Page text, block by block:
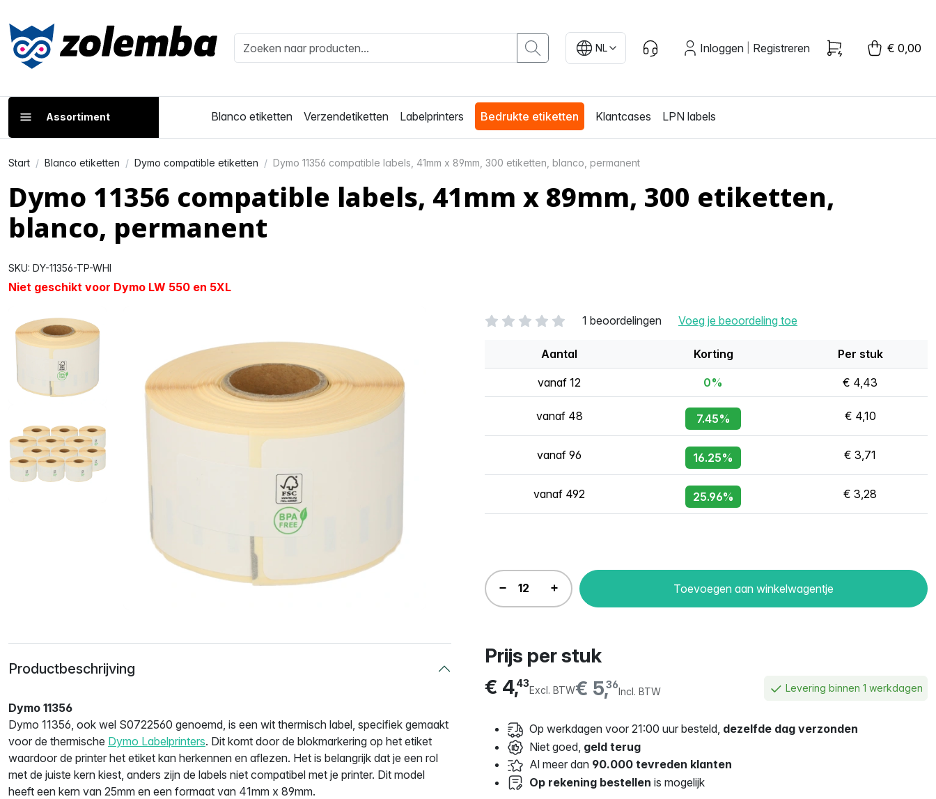
NL Inloggen Registreren € 0,00
Assortiment Blanco etiketten Verzendetiketten Labelprinters Bedrukte etiketten Klantcases LPN labels
Start Blanco etiketten Dymo compatible etiketten Dymo 11356 compatible labels, 41mm x 89mm, 300 etiketten, blanco, permanent
Dymo 11356 compatible labels, 41mm x 89mm, 300 etiketten,
blanco, permanent
SKU: DY-11356-TP-WHI
Niet geschikt voor Dymo LW 550 en 5XL
1 beoordelingen Voeg je beoordeling toe
Aantal Korting Per stuk
vanaf 12 0% € 4,43
vanaf 48 7.45% € 4,10
vanaf 96 16.25% € 3,71
vanaf 492 25.96% € 3,28
Toevoegen aan winkelwagentje
Prijs per stuk
€ 5,36
Incl. BTW
€ 4,43
Excl. BTW Levering binnen 1 werkdagen
Op werkdagen voor 21:00 uur besteld, dezelfde dag verzonden
Niet goed, geld terug
Al meer dan 90.000 tevreden klanten
Op rekening bestellen is mogelijk
Productbeschrijving
Dymo 11356
Dymo 11356, ook wel S0722560 genoemd, is een wit thermisch label, specifiek gemaakt
voor de thermische Dymo Labelprinters. Dit komt door de blokmarkering op het etiket
waardoor de printer het etiket kan herkennen en aflezen. Het is belangrijk dat je een rol
met de juiste kern kiest, anders zijn de labels niet compatibel met je printer. Dit model
heeft een kern van 25mm en een formaat van 41mm x 89mm.